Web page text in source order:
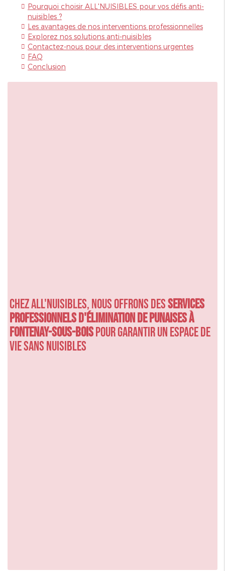
Pourquoi choisir ALL'NUISIBLES pour vos défis anti-
nuisibles ?
Les avantages de nos interventions professionnelles
Explorez nos solutions anti-nuisibles
Contactez-nous pour des interventions urgentes
FAQ
Conclusion
Chez ALL'NUISIBLES, nous offrons desservices
professionnels d'élimination de punaises à
Fontenay-sous-Boispour garantir un espace de
vie sans nuisibles